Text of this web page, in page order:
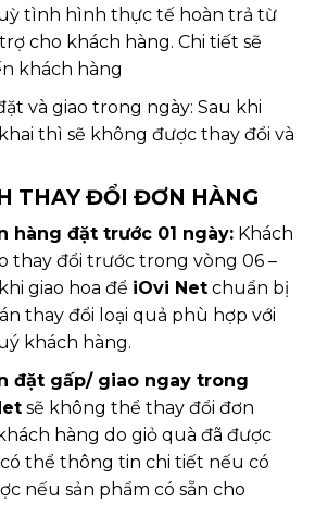
tình hình thực tế hoàn trả từ
cho khách hàng. Chi tiết sẽ
khách hàng
và giao trong ngày: Sau khi
thì sẽ không được thay đổi và
THAY ĐỔI ĐƠN HÀNG
hàng đặt trước 01 ngày:Khách
thay đổi trước trong vòng 06 –
giao hoa để iOvi Netchuẩn bị
thay đổi loại quả phù hợp với
khách hàng.
đặt gấp/ giao ngay trong
sẽ không thể thay đổi đơn
hàng do giỏ quà đã được
thể thông tin chi tiết nếu có
nếu sản phẩm có sẵn cho